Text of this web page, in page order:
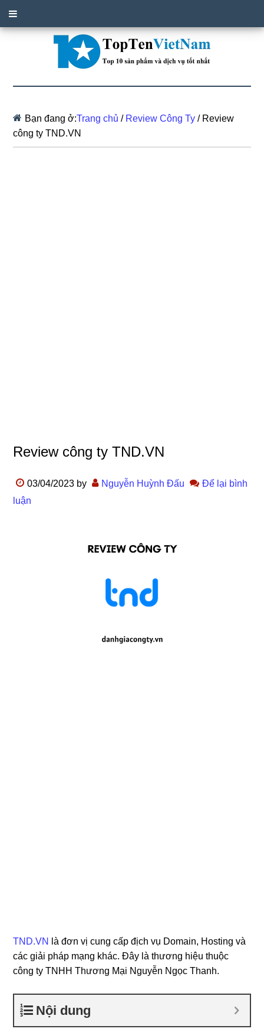
Bạn đang ở:Trang chủ / Review Công Ty /Review
công ty TND.VN
Review công ty TND.VN
03/04/2023 by Nguyễn Huỳnh Đấu
Để lại bình
luận
TND.VN
là đơn vị cung cấp địch vụ Domain, Hosting và
các giải pháp mạng khác. Đây là thương hiệu thuộc
công ty TNHH Thương Mại Nguyễn Ngọc Thanh.
Nội dung